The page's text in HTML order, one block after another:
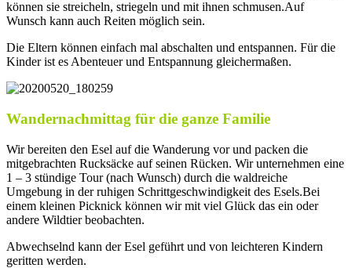
können sie streicheln, striegeln und mit ihnen schmusen.Auf
Wunsch kann auch Reiten möglich sein.
Die Eltern können einfach mal abschalten und entspannen. Für die
Kinder ist es Abenteuer und Entspannung gleichermaßen.
Wandernachmittag für die ganze Familie
Wir bereiten den Esel auf die Wanderung vor und packen die
mitgebrachten Rucksäcke auf seinen Rücken. Wir unternehmen eine
1 – 3 stündige Tour (nach Wunsch) durch die waldreiche
Umgebung in der ruhigen Schrittgeschwindigkeit des Esels.Bei
einem kleinen Picknick können wir mit viel Glück das ein oder
andere Wildtier beobachten.
Abwechselnd kann der Esel geführt und von leichteren Kindern
geritten werden.